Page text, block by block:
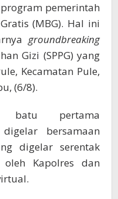
pemerintah
(MBG). Hal ini
groundbreaking
Gizi (SPPG) yang
Kecamatan Pule,
(6/8).
batu pertama
bersamaan
digelar serentak
Kapolres dan